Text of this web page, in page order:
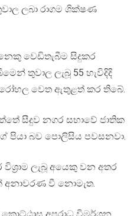
ලබා රාගම ශික්ෂණ
වෙඩිතැබීම සිදුකර
තුවාල ලැබූ 55 හැවිදිදි
වෙත ඇතුළත් කර තිබේ.
සීදුව නගර සභාවේ ජාතික
පියා බව පොලිසිය පවසනවා.
ලැබූ අයෙකු වන අතර
අනාවරණ වී නොමැත.